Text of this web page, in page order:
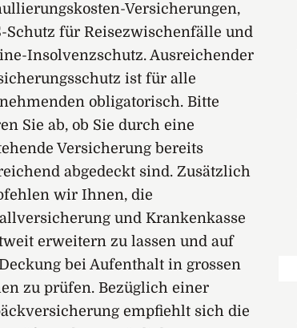
Versicherungen,
Schutz für Reisezwischenfälle und
Insolvenzschutz. Ausreichender
ist für alle
obligatorisch. Bitte
Sie ab, ob Sie durch eine
Versicherung bereits
abgedeckt sind. Zusätzlich
wir Ihnen, die
und Krankenkasse
erweitern zu lassen und auf
bei Aufenthalt in grossen
zu prüfen. Bezüglich einer
empfiehlt sich die